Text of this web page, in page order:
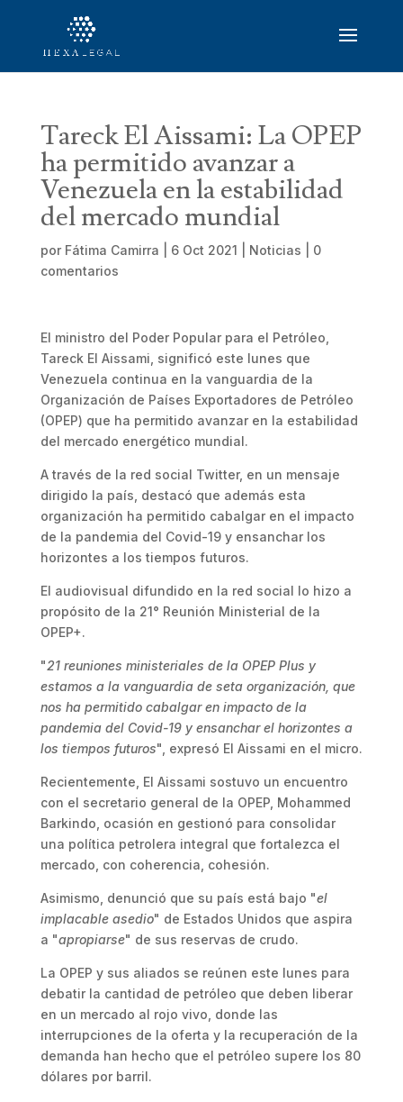
Tareck El Aissami: La OPEP
ha permitido avanzar a
Venezuela en la estabilidad
del mercado mundial
por Fátima Camirra 6 Oct 2021 Noticias
0
comentarios
El ministro del Poder Popular para el Petróleo,
Tareck El Aissami, significó este lunes que
Venezuela continua en la vanguardia de la
Organización de Países Exportadores de Petróleo
(OPEP) que ha permitido avanzar en la estabilidad
del mercado energético mundial.
A través de la red social Twitter, en un mensaje
dirigido la país, destacó que además esta
organización ha permitido cabalgar en el impacto
de la pandemia del Covid-19 y ensanchar los
horizontes a los tiempos futuros.
El audiovisual difundido en la red social lo hizo a
propósito de la 21° Reunión Ministerial de la
OPEP+.
"21 reuniones ministeriales de la OPEP Plus y
estamos a la vanguardia de seta organización, que
nos ha permitido cabalgar en impacto de la
pandemia del Covid-19 y ensanchar el horizontes a
los tiempos futuros", expresó El Aissami en el micro.
Recientemente, El Aissami sostuvo un encuentro
con el secretario general de la OPEP, Mohammed
Barkindo, ocasión en gestionó para consolidar
una política petrolera integral que fortalezca el
mercado, con coherencia, cohesión.
Asimismo, denunció que su país está bajo "el
implacable asedio" de Estados Unidos que aspira
a "apropiarse" de sus reservas de crudo.
La OPEP y sus aliados se reúnen este lunes para
debatir la cantidad de petróleo que deben liberar
en un mercado al rojo vivo, donde las
interrupciones de la oferta y la recuperación de la
demanda han hecho que el petróleo supere los 80
dólares por barril.